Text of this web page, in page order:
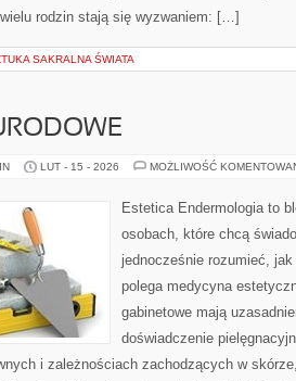
rodzin stają się wyzwaniem: […]
SAKRALNA ŚWIATA
LUT - 15 - 2026 MOŻLIWOŚĆ
Estetica Endermologia to
osobach, które chcą
jednocześnie rozumieć,
polega medycyna
gabinetowe mają
doświadczenie
i zależnościach zachodzących w